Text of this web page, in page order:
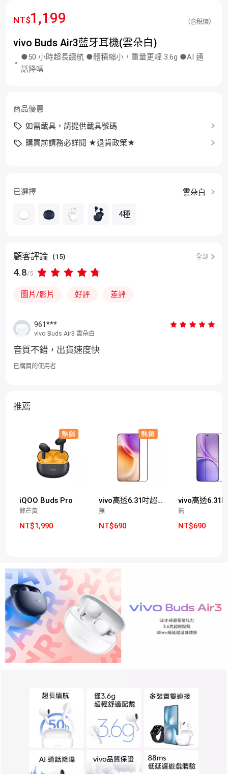
NT$1,199 （含稅價）
vivo Buds Air3藍牙耳機(雲朵白)
●50 小時超長續航 ●體積縮小，重量更輕 3.6g ●AI 通
話降噪
商品優惠
如需載具，請提供載具號碼
購買前請務必詳閱 ★退貨政策★
已選擇 雲朵白
4種
顧客評論 (15) 全部
4.8/5
圖片/影片 好評 差評
961***
vivo Buds Air3 雲朵白
音質不錯，出貨速度快
已購買的使用者
推薦
iQOO Buds Pro
鋒芒黃
NT$1,990
vivo高透6.31吋超聲波玻璃保護膜(X300適用)
無
NT$690
無
NT$690